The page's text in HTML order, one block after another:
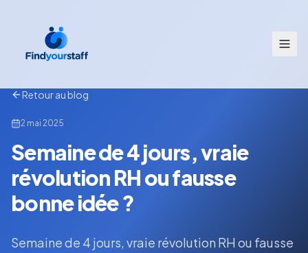
Retour au blog
2 mai 2025
Semaine de 4 jours, vraie
révolution RH ou fausse
bonne idée ?
Semaine de 4 jours, vraie révolution RH ou fausse